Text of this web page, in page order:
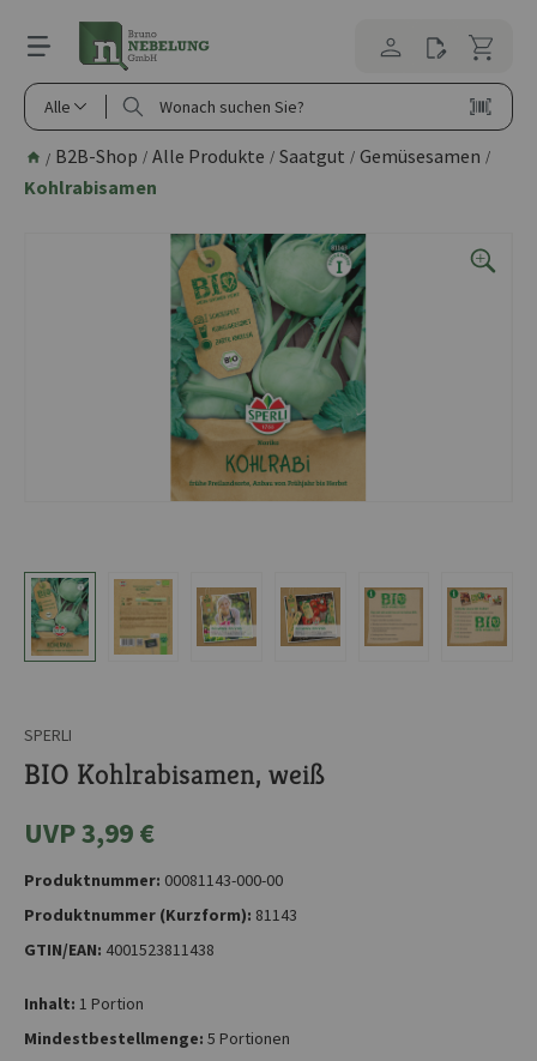
springen
Alle
/ B2B-Shop / Alle Produkte / Saatgut / Gemüsesamen /
Kohlrabisamen
SPERLI
BIO Kohlrabisamen, weiß
UVP 3,99 €
Produktnummer: 00081143-000-00
Produktnummer (Kurzform): 81143
GTIN/EAN: 4001523811438
Inhalt: 1 Portion
Mindestbestellmenge: 5 Portionen